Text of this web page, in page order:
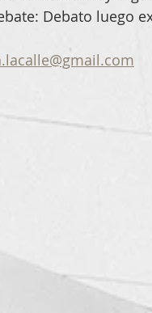
Debato luego